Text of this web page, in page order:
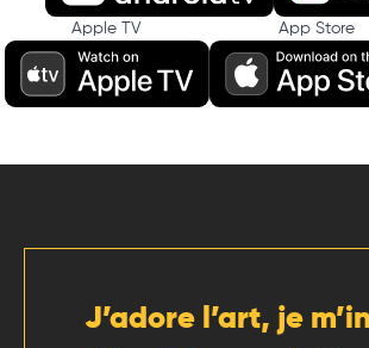
Apple TV App Store
J’adore l’art, je